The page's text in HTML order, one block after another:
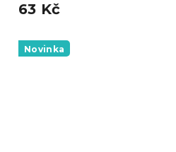
63 Kč
Novinka